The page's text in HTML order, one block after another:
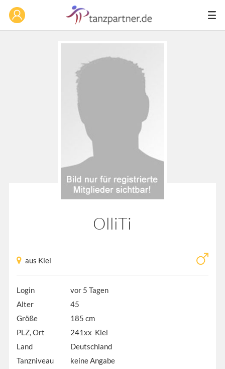
OlliTi
aus Kiel
Login
vor 5 Tagen
Alter
45
Größe
185 cm
PLZ, Ort
241xx Kiel
Land
Deutschland
Tanzniveau
keine Angabe